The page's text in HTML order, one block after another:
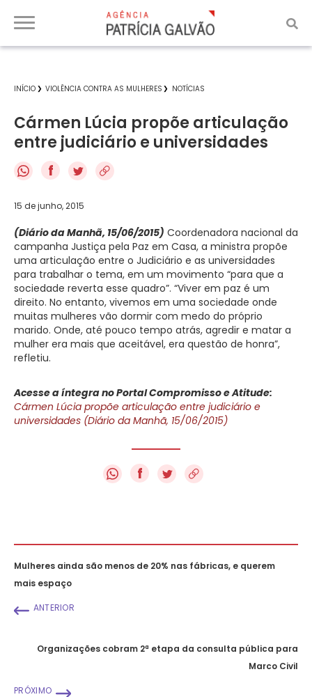
INÍCIO VIOLÊNCIA CONTRA AS MULHERES NOTÍCIAS
Cármen Lúcia propõe articulação
entre judiciário e universidades
f
15 de junho, 2015
(Diário da Manhã, 15/06/2015) Coordenadora nacional da
campanha Justiça pela Paz em Casa, a ministra propõe
uma articulação entre o Judiciário e as universidades
para trabalhar o tema, em um movimento “para que a
sociedade reverta esse quadro”. “Viver em paz é um
direito. No entanto, vivemos em uma sociedade onde
muitas mulheres vão dormir com medo do próprio
marido. Onde, até pouco tempo atrás, agredir e matar a
mulher era mais que aceitável, era questão de honra”,
refletiu.
Acesse a íntegra no Portal Compromisso e Atitude:
Cármen Lúcia propõe articulação entre judiciário e
universidades (Diário da Manhã, 15/06/2015)
f
Mulheres ainda são menos de 20% nas fábricas, e querem
mais espaço
ANTERIOR
Organizações cobram 2ª etapa da consulta pública para
Marco Civil
PRÓXIMO